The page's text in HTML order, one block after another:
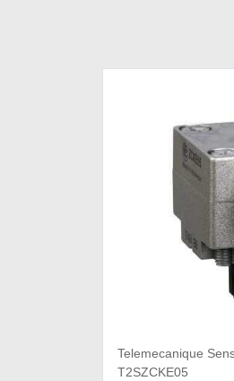
Telemecanique
T2SZCKE05